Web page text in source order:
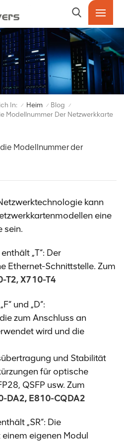
In: / Heim / Blog /
Modellnummer Der Netzwerkkarte
Modellnummer der
kann
eine
sein.
„T“: Der
Ethernet-Schnittstelle. Zum
T2, X710-T4
und „D“:
zum Anschluss an
wird und die
und Stabilität
für optische
QSFP usw. Zum
DA2, E810-CQDA2
„SR“: Die
eigenen Modul